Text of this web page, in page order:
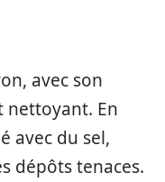
avec son
nettoyant. En
avec du sel,
dépôts tenaces.